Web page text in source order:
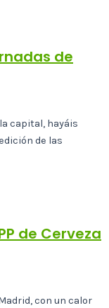
de
capital, hayáis
de las
de Cerveza
con un calor